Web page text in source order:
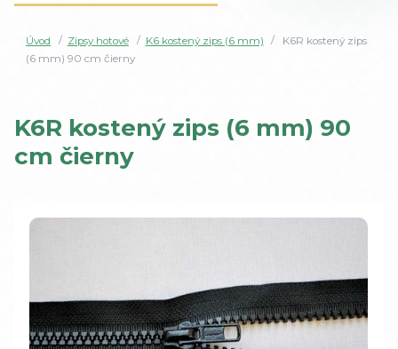
Úvod Zipsy hotové K6 kostený zips (6 mm)
K6R kostený zips
(6 mm) 90 cm čierny
K6R kostený zips (6 mm) 90
cm čierny